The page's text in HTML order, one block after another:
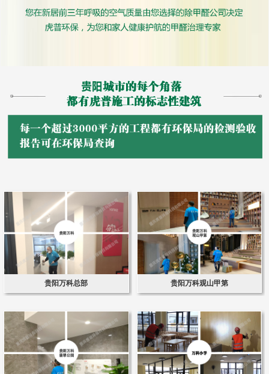
贵阳万科总部 贵阳万科观山甲第